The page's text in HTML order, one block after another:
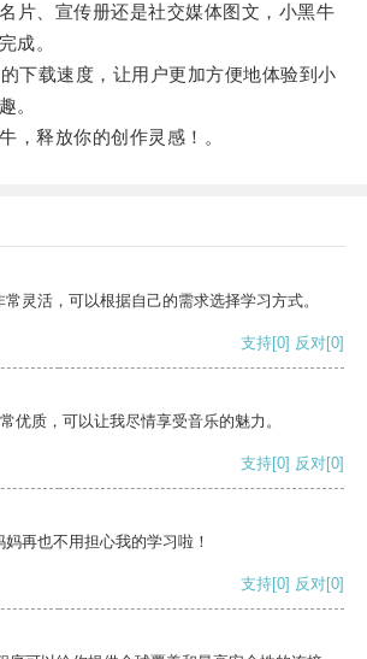
、宣传册还是社交媒体图文，小黑牛
成。
载速度，让用户更加方便地体验到小
。
释放你的创作灵感！。
灵活，可以根据自己的需求选择学习方式。
支持[0] 反对[0]
优质，可以让我尽情享受音乐的魅力。
支持[0] 反对[0]
再也不用担心我的学习啦！
支持[0] 反对[0]